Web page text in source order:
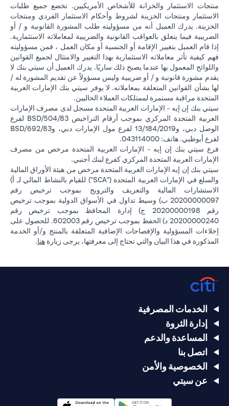
منتجات الاستثمار والخزانة للأشخاص الأمريكيين. تخضع جميع طلبات
الاستثمار ومنتجات الخزينة لشروط وأحكام الاستثمار الفردي ومنتجات
الخزينة. يدرك العميل أنه من مسؤوليته طلب المشورة القانونية و / أو
الضريبية فيما يتعلق بالعواقب القانونية والضريبية لمعاملاته الاستثمارية.
إذا قام العميل بتغيير الإقامة أو الجنسية أو مكان العمل ، فمن مسؤوليته
فهم كيفية تأثر معاملاته الاستثمارية بهذا التغيير والامتثال لجميع القوانين
واللوائح المعمول بها عندما يصبح ذلك ساريًا. يدرك العميل أن سيتي بنك لا
يقدم مشورة قانونية و / أو ضريبية وليس مسؤولاً عن تقديم المشورة له /
لها بشأن القوانين المتعلقة بمعاملاته. لا يوفر سيتي بنك الإمارات العربية
المتحدة مراقبة مستمرة لممتلكات العملاء الحاليين.
سيتي بنك إن إيه - الإمارات العربية المتحدة مسجل لدى مصرف الإمارات
العربية المتحدة المركزي بموجب أرقام التراخيص BSD/504/83 لفرع
الوصل دبي، و13/184/2019 لفرع مول الإمارات دبي، وBSD/692/83
لفرع أبوظبي. هاتف: 043114000.
فرع سيتي بنك إن إيه - الإمارات العربية المتحدة مرخص من مصرف
الإمارات العربية المتحدة المركزي كفرع لبنك أجنبي.
سيتي بنك إن إيه الإمارات العربية المتحدة مرخص من هيئة الأوراق المالية
والسلع في الإمارات العربية المتحدة ("SCA") للقيام بالنشاط المالي لـ أ)
الاستشارات المالية والتعريف والترويج بموجب ترخيص رقم
20200000097 ب) وسيط تداول في الأسواق الدولية بموجب ترخيص
رقم 20200000198 ج) إدارة المحافظ بموجب ترخيص رقم
20200000240 د) الحفظ بموجب ترخيص رقم 602003. للحصول على
إخلاءات المسؤولية والإفصاحات الإضافية المتعلقة بالمنتج و/أو الخدمة
المذكورة في هذا البيان والتي تحتاج إلى معرفتها، يرجى زيارة هنا.
الخدمات المصرفية
إدارة الثروة
المساعدة والدعم
اتصل بنا
الخصوصية والأمن
عن سيتي